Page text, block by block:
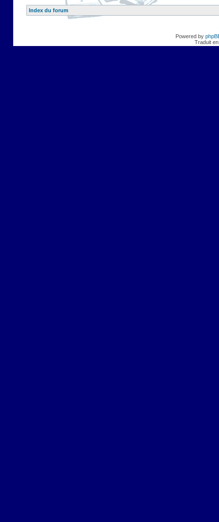
Index du forum
Powered by
Traduit